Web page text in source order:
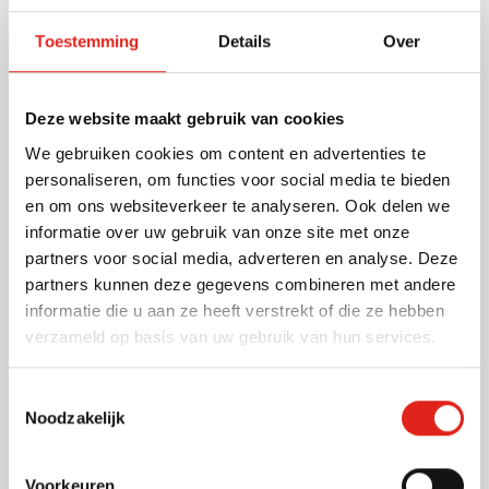
Toestemming Details Over
Deze website maakt gebruik van cookies
We gebruiken cookies om content en advertenties te
personaliseren, om functies voor social media te bieden
en om ons websiteverkeer te analyseren. Ook delen we
informatie over uw gebruik van onze site met onze
partners voor social media, adverteren en analyse. Deze
partners kunnen deze gegevens combineren met andere
informatie die u aan ze heeft verstrekt of die ze hebben
verzameld op basis van uw gebruik van hun services.
Noodzakelijk
bamboe en rPET detail in de dop en bijpassende
metalen clip. Beide pennen zijn voorzien van een
uitgerust met een blauwschrijvende vulling. Geschatte
schrijflengte: 700 meter voor de balpen en 500 meter
voor de rollerpen. De schrijfset is verpakt in een
gekleurde geschenkdoos van gerecycled karton.
Specificaties
Artikelnummer
Gewicht
66 gram
Merk
IMPRESSION
Materiaal
Bamboe, Gerecycled
aluminium, Metaal, rPET
Afmetingen
17.8 cm x 5.9 cm x 1.4